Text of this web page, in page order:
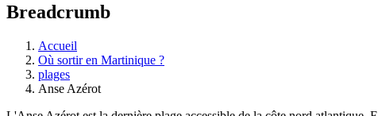
Breadcrumb
Accueil
Où sortir en Martinique ?
plages
Anse Azérot